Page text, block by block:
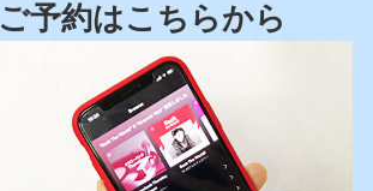
ご予約はこちらから